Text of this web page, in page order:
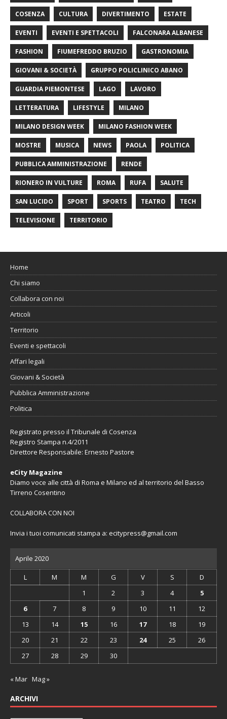
COSENZA CULTURA DIVERTIMENTO ESTATE
EVENTI EVENTI E SPETTACOLI FALCONARA ALBANESE
FASHION FIUMEFREDDO BRUZIO GASTRONOMIA
GIOVANI & SOCIETÀ GRUPPO POLICLINICO ABANO
GUARDIA PIEMONTESE LAGO LAVORO
LETTERATURA LIFESTYLE MILANO
MILANO DESIGN WEEK MILANO FASHION WEEK
MOSTRE MUSICA NEWS PAOLA POLITICA
PUBBLICA AMMINISTRAZIONE RENDE
RIONERO IN VULTURE ROMA RUFA SALUTE
SAN LUCIDO SPORT SPORTS TEATRO TECH
TELEVISIONE TERRITORIO
Home
Chi siamo
Collabora con noi
Articoli
Territorio
Eventi e spettacoli
Affari legali
Giovani & Società
Pubblica Amministrazione
Politica
Registrato presso il Tribunale di Cosenza
Registro Stampa n.4/2011
Direttore Responsabile: Ernesto Pastore
eCity Magazine
Diamo voce alle città di Roma e Milano ed al territorio del Basso
Tirreno Cosentino
COLLABORA CON NOI
Invia i tuoi comunicati stampa a: ecitypress@gmail.com
Aprile 2020
L M M G V S
D
1
2 3 4
5
6
7 8 9 10 11
12
13
14 15 16 17 18
19
20
21 22 23 24 25
26
27
28 29 30
« Mar Mag »
ARCHIVI